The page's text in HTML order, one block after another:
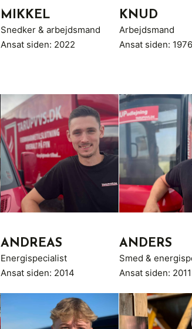
MIKKEL
Snedker & arbejdsmand
Ansat siden: 2022
KNUD
Arbejdsmand
Ansat siden: 1976
ANDREAS
Energispecialist
Ansat siden: 2014
ANDERS
Smed &
Ansat siden: 2011